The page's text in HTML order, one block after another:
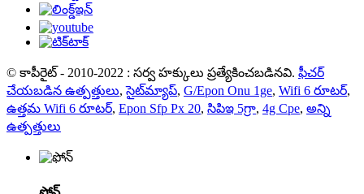
© కాపీరైట్ - 2010-2022 : సర్వ హక్కులు ప్రత్యేకించబడినవి. ఫీచర్
చేయబడిన ఉత్పత్తులు,సైట్‌మ్యాప్, G/Epon Onu 1ge, Wifi 6 రూటర్,
ఉత్తమ Wifi 6 రూటర్, Epon Sfp Px 20, సిపిఇ 5గ్రా, 4g Cpe, అన్ని
ఉత్పత్తులు